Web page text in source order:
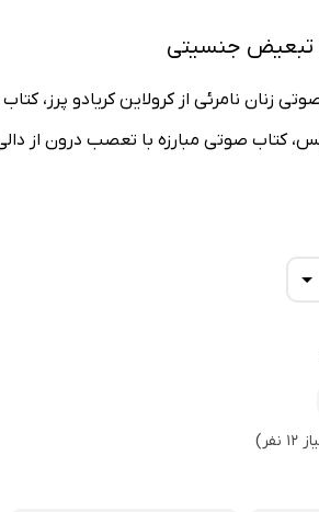
تبعیض جنسیتی
زنان نامرئی از کرولاین کریادو
کتاب صوتی مبارزه با تعصب درون از